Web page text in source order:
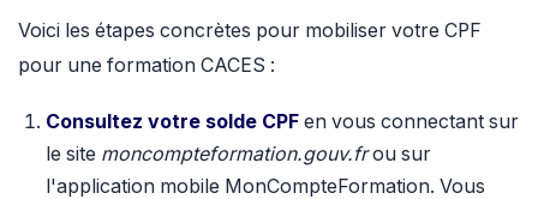
Voici les étapes concrètes pour mobiliser votre CPF
pour une formation CACES :
Consultez votre solde CPFen vous connectant sur
le site moncompteformation.gouv.frou sur
l'application mobile MonCompteFormation. Vous